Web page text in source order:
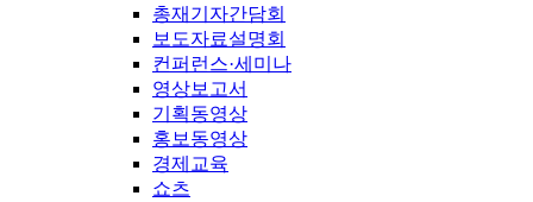
총재기자간담회
보도자료설명회
컨퍼런스·세미나
영상보고서
기획동영상
홍보동영상
경제교육
쇼츠